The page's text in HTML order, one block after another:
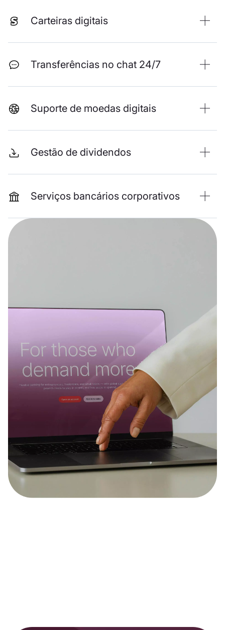
Carteiras digitais
Transferências no chat 24/7
Suporte de moedas digitais
Gestão de dividendos
Serviços bancários corporativos